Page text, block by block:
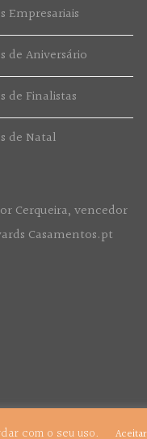
Empresariais
de Aniversário
de Finalistas
de Natal
com o seu uso. Aceitar